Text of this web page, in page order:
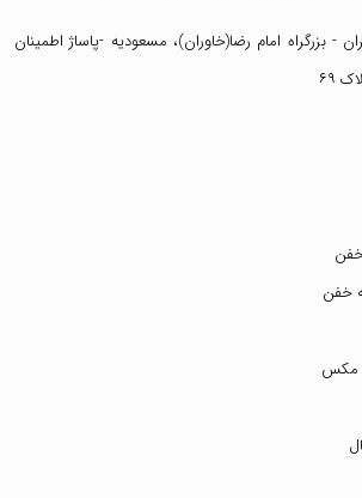
بزرگراه امام رضا(خاوران)، مسعودیه -پاساژ اطمینان
۶۹
خفن